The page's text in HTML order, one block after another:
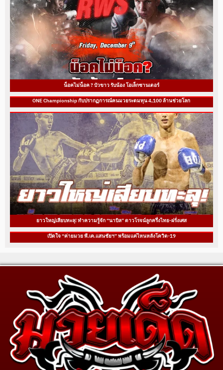
น็อคไม่น็อค ? บัวขาว รับน้อง โอเล็กซานเดอร์
ONE Championship กับปรากฏการณ์คนมวยระดมทุน 4,100 ล้านช่วยโลก
ยาวใหญ่เสียบทะลุ! ทำความรู้จัก “นาบิล” ดาวโรจน์ลูกครึ่งไทย-ฝรั่งเศส
เปิดใจ “ค่ายมวย พี.เค.แสนชัยฯ” พร้อมแค่ไหนหลังโควิด-19